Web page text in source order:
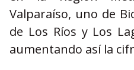
Valparaíso, uno de
de Los Ríos y Los
aumentando así la